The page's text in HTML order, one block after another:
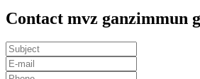
Contact mvz ganzimmun